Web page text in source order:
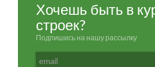
Хочешь быть в
строек?
Подпишись на нашу рассылку